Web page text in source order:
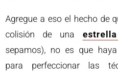
Agregue a eso el hecho de
colisión de una
sepamos), no es que
para perfeccionar las